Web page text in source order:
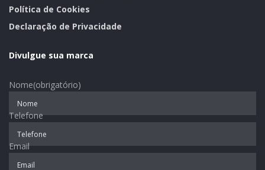
Política de Cookies
Declaração de Privacidade
Divulgue sua marca
Nome(obrigatório)
Telefone
Email